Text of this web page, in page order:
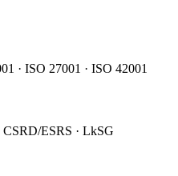
· ISO 27001 · ISO 42001
CSRD/ESRS · LkSG